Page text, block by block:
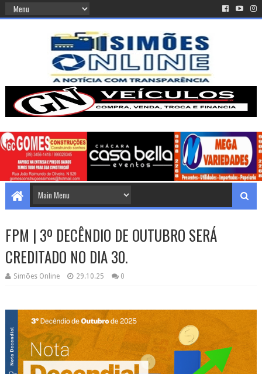
FPM | 3º DECÊNDIO DE OUTUBRO SERÁ
CREDITADO NO DIA 30.
Simões Online 29.10.25 0